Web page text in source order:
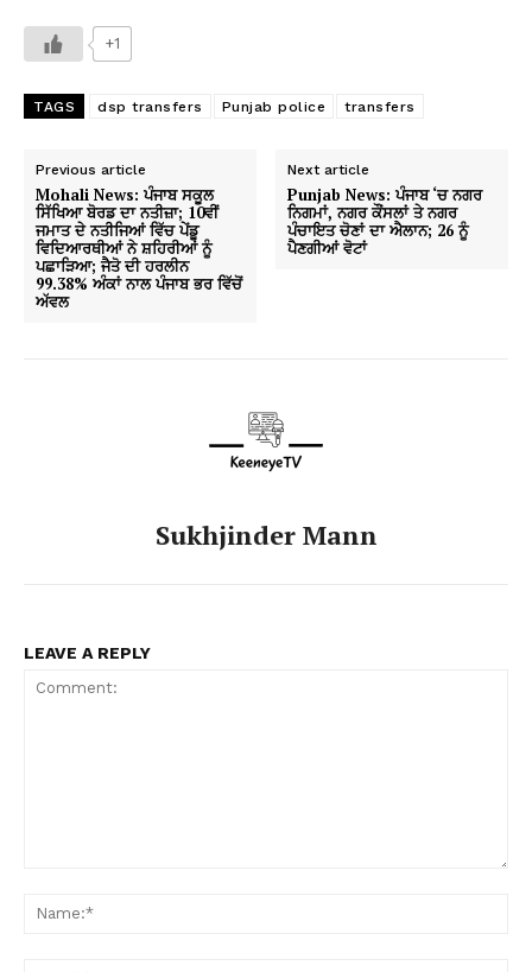
+1
TAGS dsp transfers Punjab police transfers
Previous article
Mohali News: ਪੰਜਾਬ ਸਕੂਲ
ਸਿੱਖਿਆ ਬੋਰਡ ਦਾ ਨਤੀਜ਼ਾ; 10ਵੀਂ
ਜਮਾਤ ਦੇ ਨਤੀਜਿਆਂ ਵਿੱਚ ਪੇਂਡੂ
ਵਿਦਿਆਰਥੀਆਂ ਨੇ ਸ਼ਹਿਰੀਆਂ ਨੂੰ
ਪਛਾੜਿਆ; ਜੈਤੋ ਦੀ ਹਰਲੀਨ
99.38% ਅੰਕਾਂ ਨਾਲ ਪੰਜਾਬ ਭਰ ਵਿੱਚੋਂ
ਅੱਵਲ
Next article
Punjab News: ਪੰਜਾਬ ‘ਚ ਨਗਰ
ਨਿਗਮਾਂ, ਨਗਰ ਕੌਂਸਲਾਂ ਤੇ ਨਗਰ
ਪੰਚਾਇਤ ਚੋਣਾਂ ਦਾ ਐਲਾਨ; 26 ਨੂੰ
ਪੈਣਗੀਆਂ ਵੋਟਾਂ
Sukhjinder Mann
LEAVE A REPLY